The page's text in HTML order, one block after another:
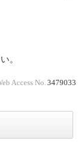
。
Access No. 3479033